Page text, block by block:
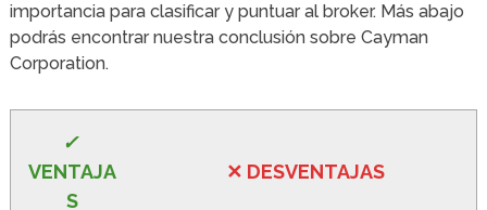
importancia para clasificar y puntuar al broker. Más abajo
podrás encontrar nuestra conclusión sobre Cayman
Corporation.
✓
VENTAJA
S
✕ DESVENTAJAS